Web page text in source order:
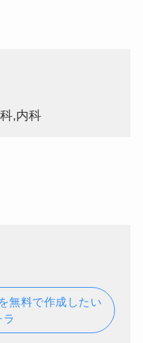
,内科
無料で作成したい
ラ